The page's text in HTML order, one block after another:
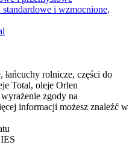
i wzmocnione,
rolnicze, części do
Total, oleje Orlen
zgody na
informacji możesz znaleźć w